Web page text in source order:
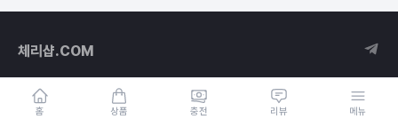
홈 상품 충전 리뷰 메뉴
체리샵.COM